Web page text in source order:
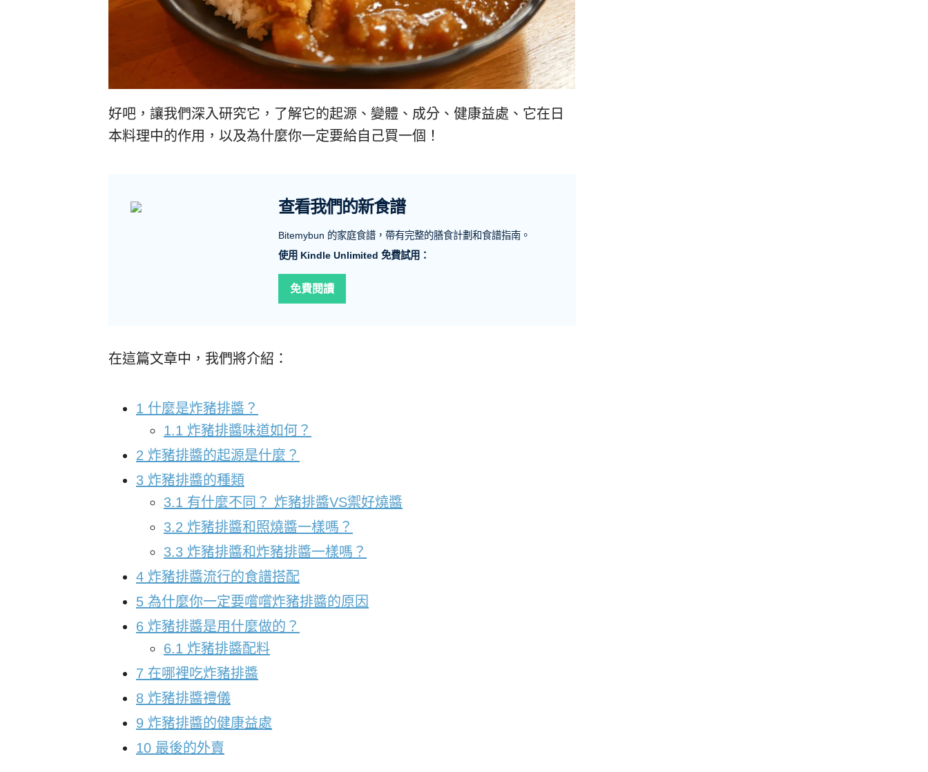
好吧，讓我們深入研究它，了解它的起源、變體、成分、健康益處、它在日
本料理中的作用，以及為什麼你一定要給自己買一個！
查看我們的新食譜
Bitemybun 的家庭食譜，帶有完整的膳食計劃和食譜指南。
使用 Kindle Unlimited 免費試用：
免費閱讀
在這篇文章中，我們將介紹：
1 什麼是炸豬排醬？
1.1 炸豬排醬味道如何？
2 炸豬排醬的起源是什麼？
3 炸豬排醬的種類
3.1 有什麼不同？ 炸豬排醬VS禦好燒醬
3.2 炸豬排醬和照燒醬一樣嗎？
3.3 炸豬排醬和炸豬排醬一樣嗎？
4 炸豬排醬流行的食譜搭配
5 為什麼你一定要嚐嚐炸豬排醬的原因
6 炸豬排醬是用什麼做的？
6.1 炸豬排醬配料
7 在哪裡吃炸豬排醬
8 炸豬排醬禮儀
9 炸豬排醬的健康益處
10 最後的外賣